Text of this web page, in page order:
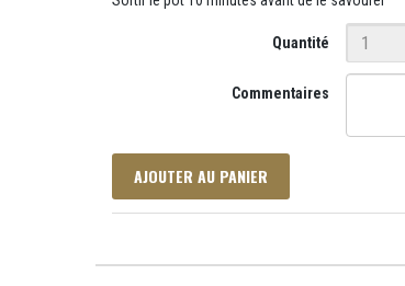
Quantité
Commentaires
AJOUTER AU PANIER